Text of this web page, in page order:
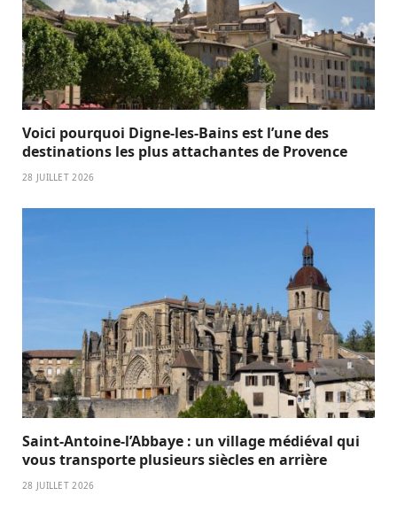
Voici pourquoi Digne-les-Bains est l’une des
destinations les plus attachantes de Provence
28 JUILLET 2026
Saint-Antoine-l’Abbaye : un village médiéval qui
vous transporte plusieurs siècles en arrière
28 JUILLET 2026